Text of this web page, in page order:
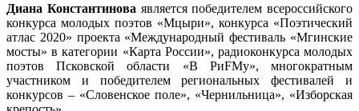
Диана Константинова является победителем всероссийского
конкурса молодых поэтов «Мцыри», конкурса «Поэтический
атлас 2020» проекта «Международный фестиваль «Мгинские
мосты» в категории «Карта России», радиоконкурса молодых
поэтов Псковской области «В РиFMу», многократным
участником и победителем региональных фестивалей и
конкурсов – «Словенское поле», «Чернильница», «Изборская